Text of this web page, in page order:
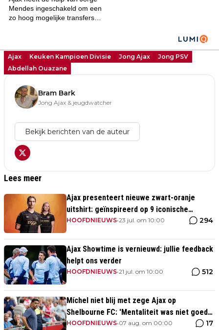
Ajax Keuken Kampioen Divisie Jong Ajax
Jong PSV
Abdellah Ouazane
Bram Bark
Jong Ajax & jeugdwatcher
Bekijk berichten van de auteur
Lees meer
Ajax presenteert nieuwe zwart-oranje
uitshirt: geïnspireerd op 9 iconische
momenten uit clubhistorie
HOOFDNIEUWS•23 jul. om 10:00 294
Ajax Showtime is vernieuwd: jullie feedback
helpt ons verder
HOOFDNIEUWS•21 jul. om 10:00 512
Míchel niet blij met zege Ajax op
Shelbourne FC: 'Mentaliteit was niet goed
genoeg in de slotfase'
HOOFDNIEUWS•07 aug. om 00:00 17